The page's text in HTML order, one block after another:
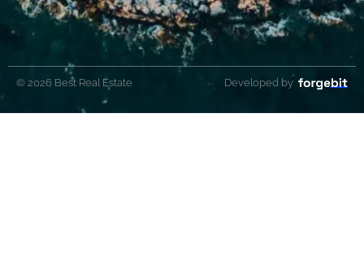
© 2026 Best Real Estate Developed by